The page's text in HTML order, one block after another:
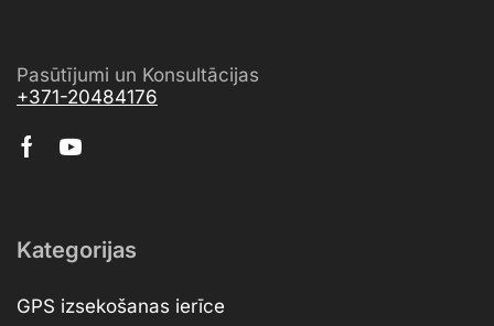
Pasūtījumi un Konsultācijas
+371-20484176
Kategorijas
GPS izsekošanas ierīce